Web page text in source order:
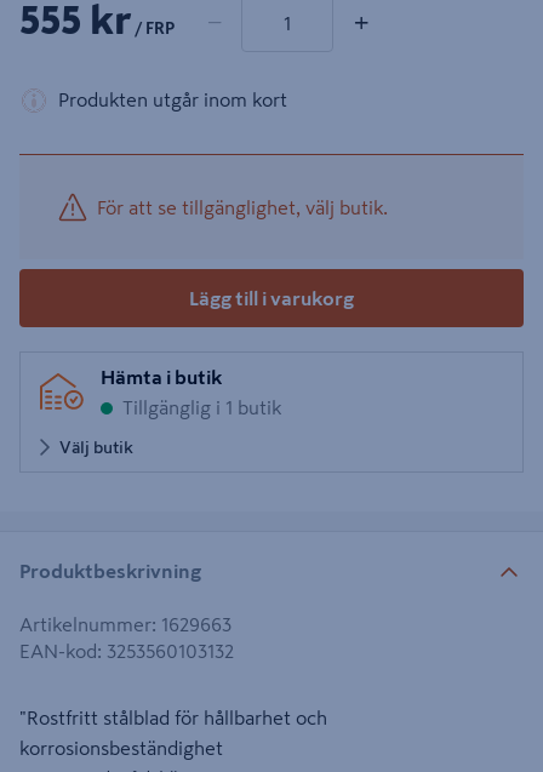
555 kr / FRP − +
Produkten utgår inom kort
För att se tillgänglighet, välj butik.
Lägg till i varukorg
Hämta i butik
Tillgänglig i 1 butik
Välj butik
Produktbeskrivning
Artikelnummer: 1629663
EAN-kod: 3253560103132
"Rostfritt stålblad för hållbarhet och
korrosionsbeständighet